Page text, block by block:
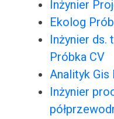
Inżynier
Ekolog
Inżynier ds.
Próbka CV
Analityk Gis
Inżynier